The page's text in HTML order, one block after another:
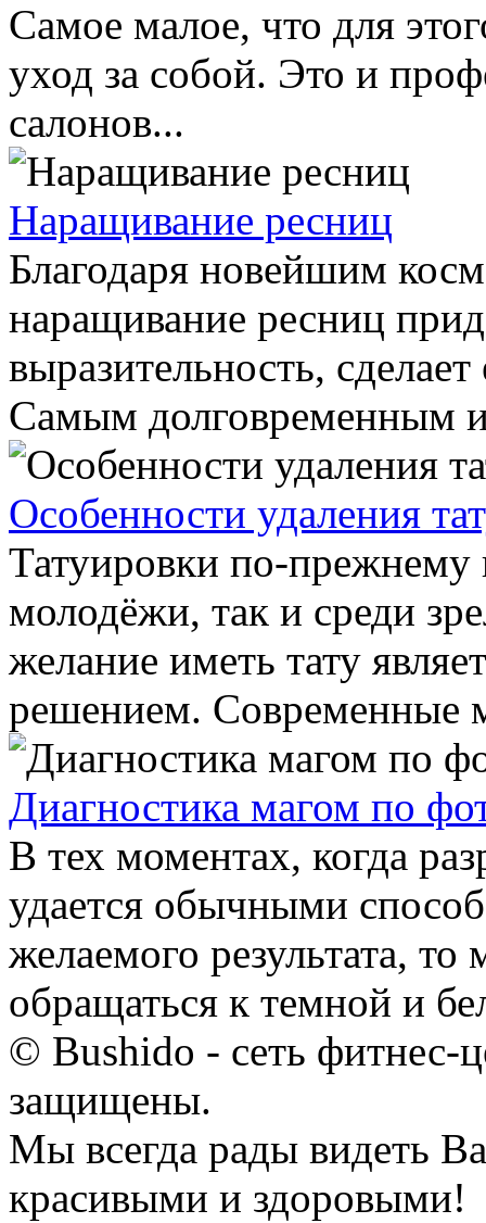
Самое малое, что для
уход за собой. Это и
салонов...
Наращивание ресниц
Благодаря новейшим
наращивание ресниц
выразительность,
Самым долговременным
Особенности удаления
Татуировки по-прежнему
молодёжи, так и среди
желание иметь тату
решением. Современные
Диагностика магом по
В тех моментах, когда
удается обычными
желаемого результата,
обращаться к темной и
© Bushido - сеть фитнес-
защищены.
Мы всегда рады видеть
красивыми и здоровыми!